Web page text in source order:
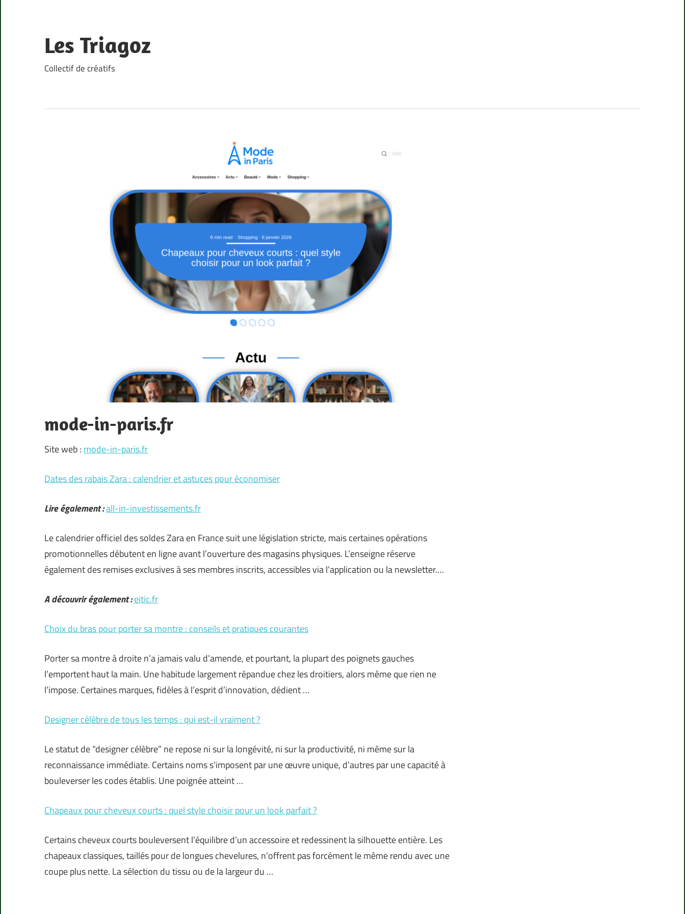
content
Les Triagoz
Collectif de créatifs
mode-in-paris.fr
Site web : mode-in-paris.fr
Dates des rabais Zara : calendrier et astuces pour économiser
Lire également :all-in-investissements.fr
Le calendrier officiel des soldes Zara en France suit une législation stricte, mais certaines opérations
promotionnelles débutent en ligne avant l’ouverture des magasins physiques. L’enseigne réserve
également des remises exclusives à ses membres inscrits, accessibles via l’application ou la newsletter.…
A découvrir également :eitic.fr
Choix du bras pour porter sa montre : conseils et pratiques courantes
Porter sa montre à droite n’a jamais valu d’amende, et pourtant, la plupart des poignets gauches
l’emportent haut la main. Une habitude largement répandue chez les droitiers, alors même que rien ne
l’impose. Certaines marques, fidèles à l’esprit d’innovation, dédient …
Designer célèbre de tous les temps : qui est-il vraiment ?
Le statut de “designer célèbre” ne repose ni sur la longévité, ni sur la productivité, ni même sur la
reconnaissance immédiate. Certains noms s’imposent par une œuvre unique, d’autres par une capacité à
bouleverser les codes établis. Une poignée atteint …
Chapeaux pour cheveux courts : quel style choisir pour un look parfait ?
Certains cheveux courts bouleversent l’équilibre d’un accessoire et redessinent la silhouette entière. Les
chapeaux classiques, taillés pour de longues chevelures, n’offrent pas forcément le même rendu avec une
coupe plus nette. La sélection du tissu ou de la largeur du …